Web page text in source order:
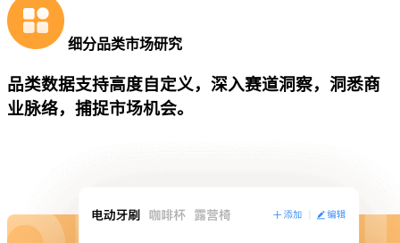
细分品类市场研究
品类数据支持高度自定义，深入赛道洞察，洞悉商
业脉络，捕捉市场机会。